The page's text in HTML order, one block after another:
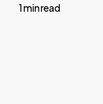
1 min read